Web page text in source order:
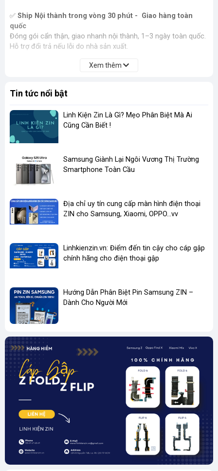
✅ Ship Nội thành trong vòng 30 phút - Giao hàng toàn
quốc
Đóng gói cẩn thận, giao nhanh nội thành, 1–3 ngày toàn quốc.
Hỗ trợ đổi trả nếu lỗi do nhà sản xuất.
Xem thêm
Tin tức nổi bật
Linh Kiện Zin Là Gì? Mẹo Phân Biệt Mà Ai
Cũng Cần Biết !
​Samsung Giành Lại Ngôi Vương Thị Trường
Smartphone Toàn Cầu
Địa chỉ uy tín cung cấp màn hình điện thoại
ZIN cho Samsung, Xiaomi, OPPO...vv
Linhkienzin.vn: Điểm đến tin cậy cho cáp gập
chính hãng cho điện thoại gập
Hướng Dẫn Phân Biệt Pin Samsung ZIN –
Dành Cho Người Mới